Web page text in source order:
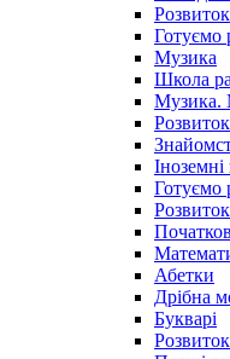
Готуємо
Музика
Школа
Музика.
Готуємо
Абетки
Дрібна
Букварі